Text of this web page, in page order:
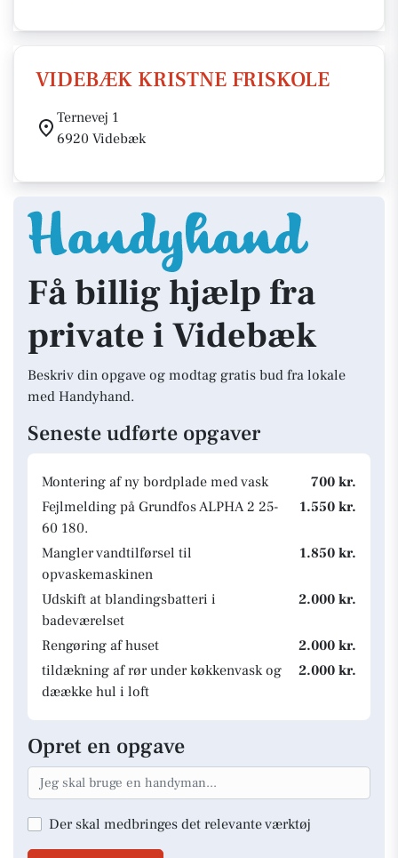
VIDEBÆK KRISTNE FRISKOLE
Ternevej 1
6920 Videbæk
Få billig hjælp fra
private i Videbæk
Beskriv din opgave og modtag gratis bud fra lokale
med Handyhand.
Seneste udførte opgaver
Montering af ny bordplade med vask
700 kr.
Fejlmelding på Grundfos ALPHA 2 25-
60 180.
1.550 kr.
Mangler vandtilførsel til
opvaskemaskinen
1.850 kr.
Udskift at blandingsbatteri i
badeværelset
2.000 kr.
Rengøring af huset
2.000 kr.
tildækning af rør under køkkenvask og
dæække hul i loft
2.000 kr.
Opret en opgave
Der skal medbringes det relevante værktøj